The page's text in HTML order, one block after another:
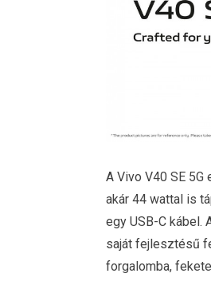
A Vivo V40 SE
akár 44 wattal is
egy USB-C kábel.
saját fejlesztésű
forgalomba,